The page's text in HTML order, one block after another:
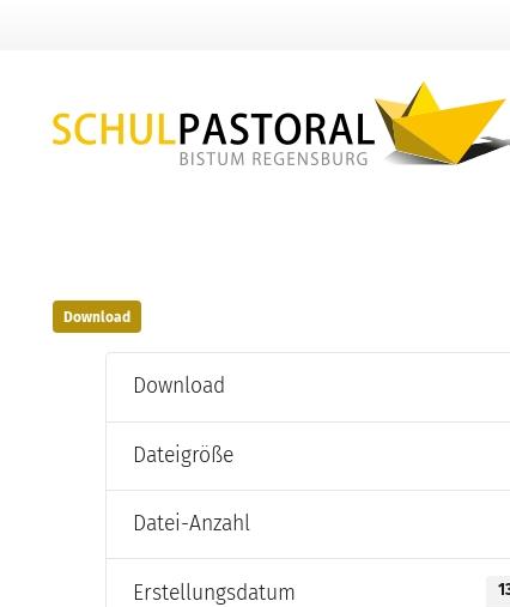
Download
Download
Dateigröße
Datei-Anzahl
Erstellungsdatum